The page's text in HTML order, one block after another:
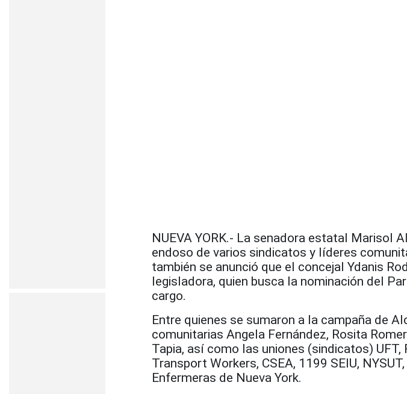
NUEVA YORK.- La senadora estatal Marisol
endoso de varios sindicatos y líderes
también se anunció que el concejal Ydanis
legisladora, quien busca la nominación del
cargo.
Entre quienes se sumaron a la campaña de
comunitarias Angela Fernández, Rosita
Tapia, así como las uniones (sindicatos) UFT,
Transport Workers, CSEA, 1199 SEIU,
Enfermeras de Nueva York.